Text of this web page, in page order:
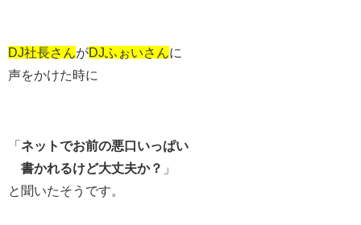
DJ社長さんがDJふぉいさんに
声をかけた時に
「 ネットでお前の悪口いっぱい
書かれるけど大丈夫か？ 」
と聞いたそうです。